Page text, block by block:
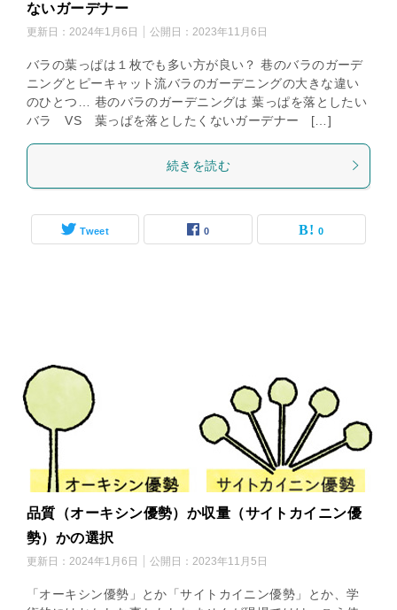
ないガーデナー
更新日： 2024年1月6日 公開日： 2023年11月6日
バラの葉っぱは１枚でも多い方が良い？ 巷のバラのガーデ
ニングとピーキャット流バラのガーデニングの大きな違い
のひとつ… 巷のバラのガーデニングは 葉っぱを落としたい
バラ VS 葉っぱを落としたくないガーデナー […]
続きを読む
Tweet 0 0
品質（オーキシン優勢）か収量（サイトカイニン優
勢）かの選択
更新日： 2024年1月6日 公開日： 2023年11月5日
「オーキシン優勢」とか「サイトカイニン優勢」とか、学